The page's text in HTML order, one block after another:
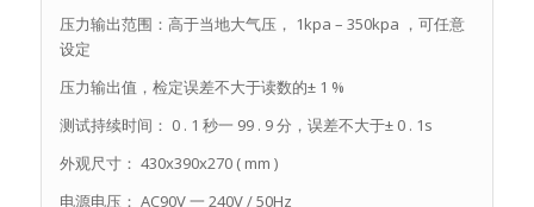
压力输出范围：高于当地大气压， 1kpa – 350kpa ，可任意
设定
压力输出值，检定误差不大于读数的± 1 %
测试持续时间： 0 . 1 秒一 99 . 9 分，误差不大于± 0 . 1s
外观尺寸： 430x390x270 ( mm )
电源电压： AC90V 一 240V / 50Hz